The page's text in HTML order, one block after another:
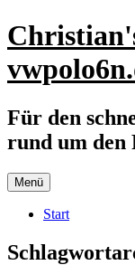
Zum
Inhalt
Für den
rund um den
Menü
Start